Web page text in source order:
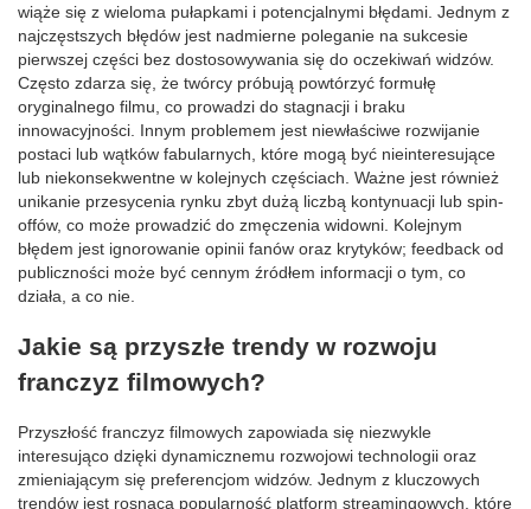
wiąże się z wieloma pułapkami i potencjalnymi błędami. Jednym z
najczęstszych błędów jest nadmierne poleganie na sukcesie
pierwszej części bez dostosowywania się do oczekiwań widzów.
Często zdarza się, że twórcy próbują powtórzyć formułę
oryginalnego filmu, co prowadzi do stagnacji i braku
innowacyjności. Innym problemem jest niewłaściwe rozwijanie
postaci lub wątków fabularnych, które mogą być nieinteresujące
lub niekonsekwentne w kolejnych częściach. Ważne jest również
unikanie przesycenia rynku zbyt dużą liczbą kontynuacji lub spin-
offów, co może prowadzić do zmęczenia widowni. Kolejnym
błędem jest ignorowanie opinii fanów oraz krytyków; feedback od
publiczności może być cennym źródłem informacji o tym, co
działa, a co nie.
Jakie są przyszłe trendy w rozwoju
franczyz filmowych?
Przyszłość franczyz filmowych zapowiada się niezwykle
interesująco dzięki dynamicznemu rozwojowi technologii oraz
zmieniającym się preferencjom widzów. Jednym z kluczowych
trendów jest rosnąca popularność platform streamingowych, które